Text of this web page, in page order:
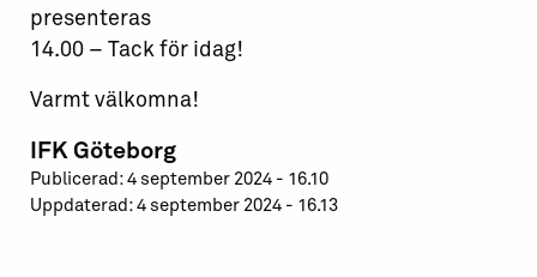
presenteras
14.00 – Tack för idag!
Varmt välkomna!
IFK Göteborg
Publicerad: 4 september 2024 - 16.10
Uppdaterad: 4 september 2024 - 16.13